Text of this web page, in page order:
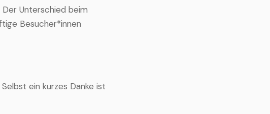
Unterschied beim
Besucher*innen
Selbst ein kurzes Danke ist